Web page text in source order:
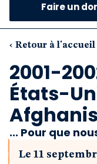
Notre
Faire un
‹ Retour à l'accueil
2001-
États-
... Pour que
Le 11